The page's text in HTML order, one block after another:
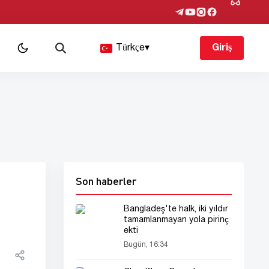
Türkçe▾ Giriş
Son haberler
Bangladeş'te halk, iki yıldır
tamamlanmayan yola pirinç
ekti
Bugün, 16:34